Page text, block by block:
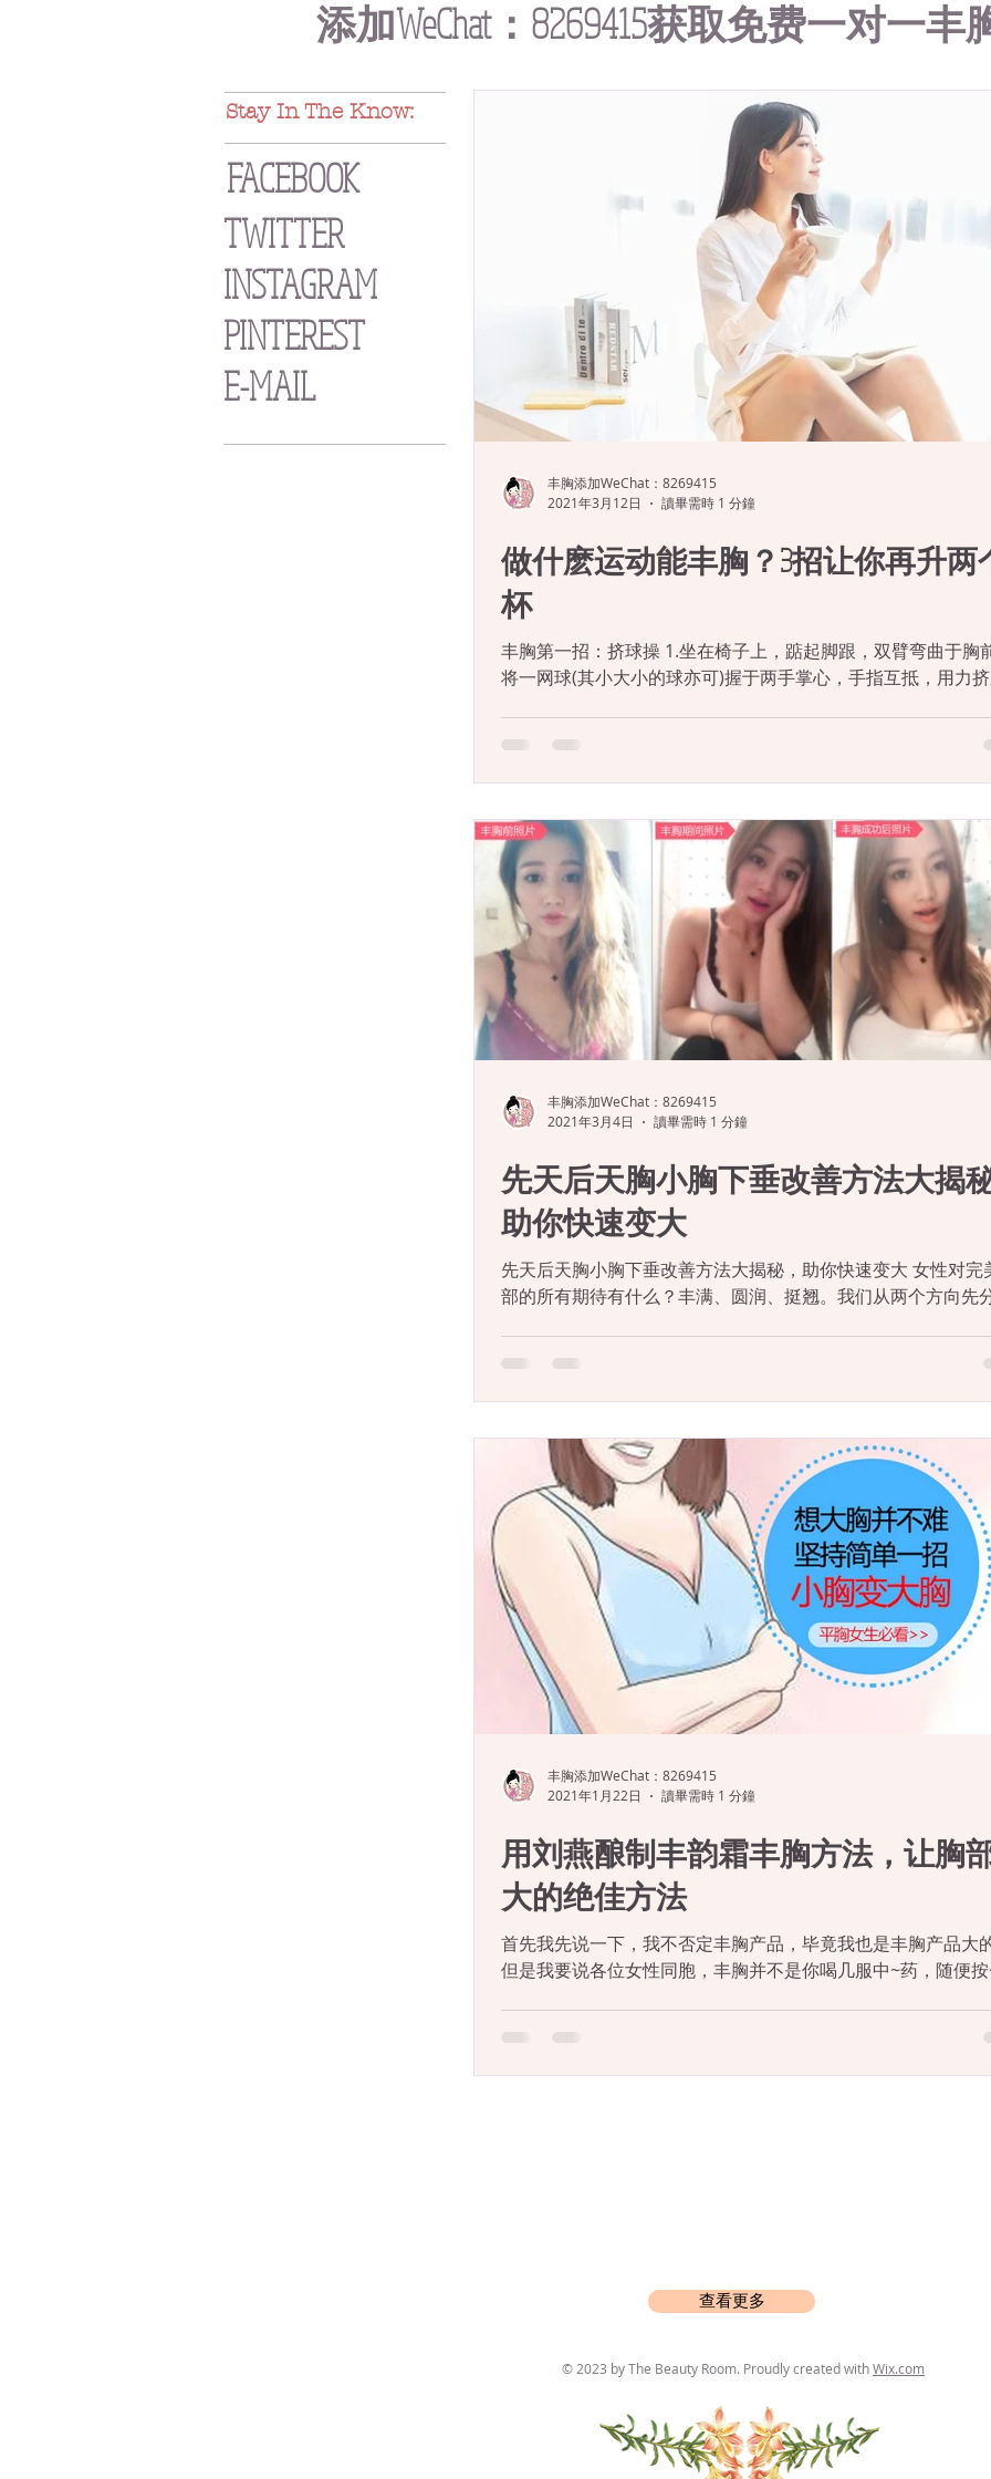
Stay In The Know:
FACEBOOK
TWITTER
INSTAGRAM
PINTEREST
E-MAIL
做什麽运动能丰胸？3招让你再升两
杯
丰胸第一招：挤球操 1.坐在椅子上，踮起脚跟，双臂弯曲于胸前
将一网球(其小大小的球亦可)握于两手掌心，手指互抵，用力挤
丰胸添加WeChat：8269415
2021年3月12日
讀畢需時 1 分鐘
先天后天胸小胸下垂改善方法大揭秘
助你快速变大
先天后天胸小胸下垂改善方法大揭秘，助你快速变大 女性对完
部的所有期待有什么？丰满、圆润、挺翘。我们从两个方向先分
丰胸添加WeChat：8269415
2021年3月4日
讀畢需時 1 分鐘
用刘燕酿制丰韵霜丰胸方法，让胸部
大的绝佳方法
首先我先说一下，我不否定丰胸产品，毕竟我也是丰胸产品大的
但是我要说各位女性同胞，丰胸并不是你喝几服中~药，随便按
丰胸添加WeChat：8269415
2021年1月22日
讀畢需時 1 分鐘
查看更多
添加WeChat：8269415获取免费一对一丰
© 2023 by The Beauty Room. Proudly created withWix.com